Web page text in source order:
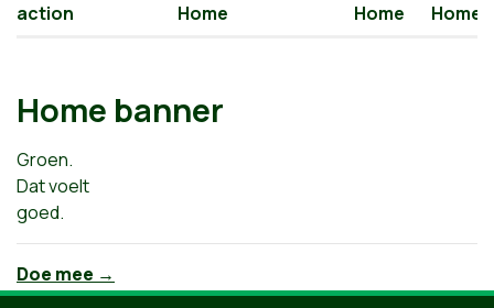
action
Home
Home
Home
Home banner
Groen.
Dat voelt
goed.
Doe mee →